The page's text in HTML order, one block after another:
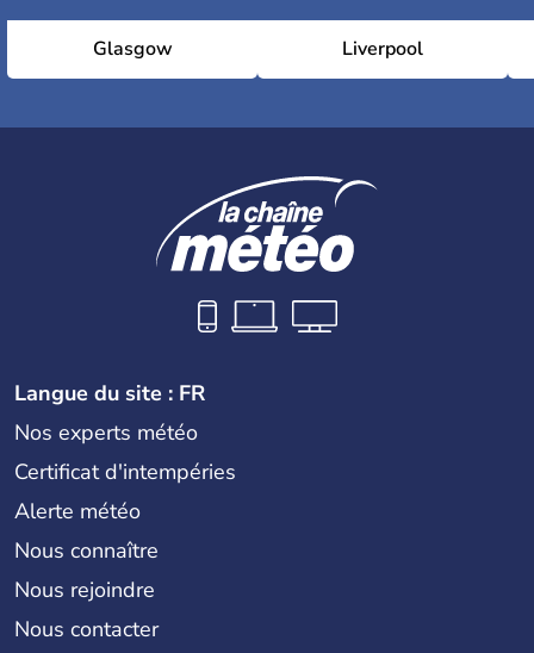
Glasgow Liverpool
Langue du site : FR
Nos experts météo
Certificat d'intempéries
Alerte météo
Nous connaître
Nous rejoindre
Nous contacter